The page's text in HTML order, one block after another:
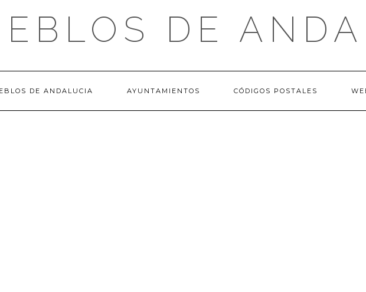
DE
DE ANDALUCIA AYUNTAMIENTOS CÓDIGOS POSTALES